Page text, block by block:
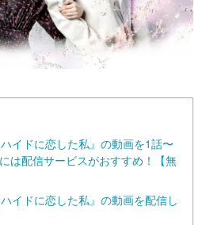
イドに恋した私』の動画を1話〜
は配信サービスがおすすめ！【無
イドに恋した私』の動画を配信し